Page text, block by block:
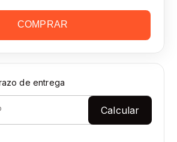
COMPRAR
de entrega
Calcular